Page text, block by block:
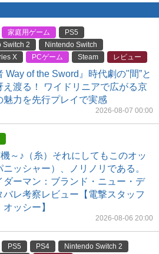
家庭用ゲーム
PS5
Switch 2
Nintendo Switch
X
PCゲーム Steam レビュー
Way of the Sword』時代劇の"間”と
え渡る！ ワイドリニアで広がる京
魅力を先行プレイで実感
2026-08-07 00:00
～♪（糸）それにしてもこのオッ
ニッシャー）、ノリノリである。
ダーマン：ブランド・ニュー・デ
バレ考察レビュー【電撃スタッフ
ッシー】
2026-08-06 20:00
PS5 PS4
Nintendo Switch 2